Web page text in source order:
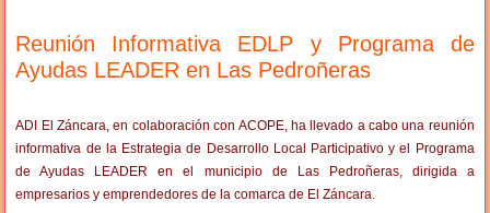
Reunión Informativa EDLP y Programa de
Ayudas LEADER en Las Pedroñeras
ADI El Záncara, en colaboración con ACOPE, ha llevado a cabo una reunión
informativa de la Estrategia de Desarrollo Local Participativo y el Programa
de Ayudas LEADER en el municipio de Las Pedroñeras, dirigida a
empresarios y emprendedores de la comarca de El Záncara.